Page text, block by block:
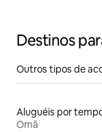
Destinos
Outros tipos de
Omã